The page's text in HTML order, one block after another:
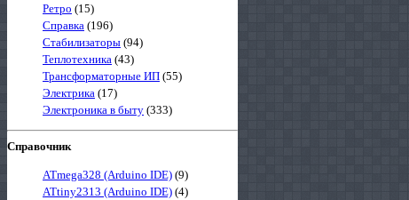
Ретро (15)
Справка (196)
Стабилизаторы (94)
Теплотехника (43)
Трансформаторные ИП (55)
Электрика (17)
Электроника в быту (333)
Справочник
ATmega328 (Arduino IDE) (9)
ATtiny2313 (Arduino IDE) (4)